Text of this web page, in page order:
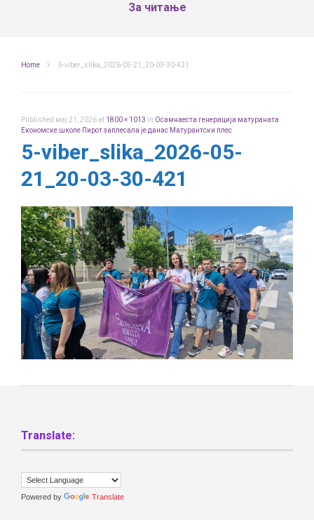
За читање
Home 5-viber_slika_2026-05-21_20-03-30-421
Published мај 21, 2026at 1800 × 1013 in Осамнаеста генерација матураната
Економске школе Пирот заплесала је данас Матурантски плес
5-viber_slika_2026-05-
21_20-03-30-421
Translate:
Powered by Translate